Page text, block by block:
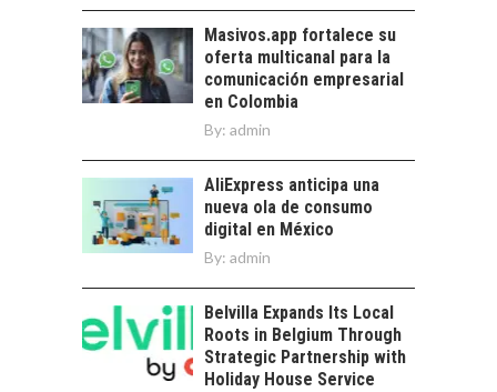
Atacama: Motor
Estratégico para el
Desarrollo Turístico…
MINERA CHILENA
FRENTE AL DESAFÍO
DE LA
SOSTENIBILIDAD
el reto ineludible de…
Masivos.app fortalece su
oferta multicanal para la
comunicación empresarial
en Colombia
By: admin
AliExpress anticipa una
nueva ola de consumo
digital en México
By: admin
Belvilla Expands Its Local
Roots in Belgium Through
Strategic Partnership with
Holiday House Service